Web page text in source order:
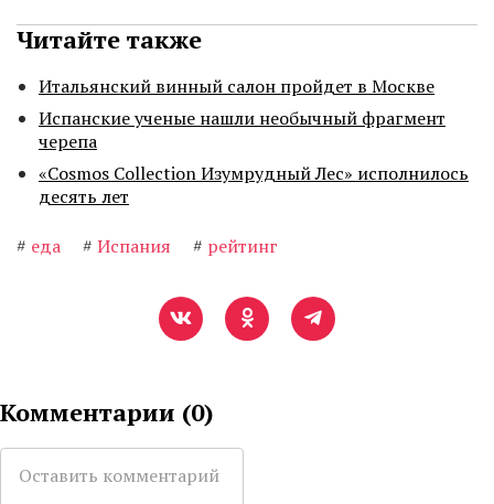
Читайте также
Итальянский винный салон пройдет в Москве
Испанские ученые нашли необычный фрагмент
черепа
«Cosmos Collection Изумрудный Лес» исполнилось
десять лет
# еда # Испания # рейтинг
Комментарии (0)